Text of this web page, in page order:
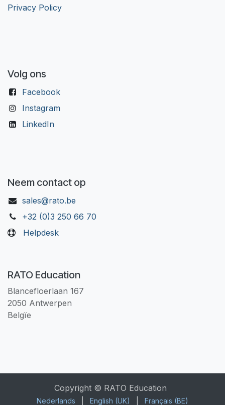
Privacy Policy
Volg ons
Facebook
Instagram
LinkedIn
Neem contact op
sales@rato.be
+32 (0)3 250 66 70
Helpdesk
RATO Education
Blancefloerlaan 167
2050 Antwerpen
Belgïe
Copyright © RATO Education
Nederlands English (UK) Français (BE)